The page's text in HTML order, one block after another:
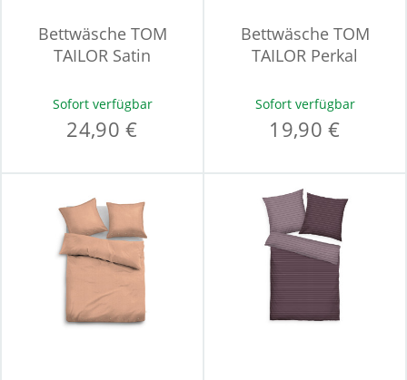
Bettwäsche TOM
TAILOR Satin
Sofort verfügbar
24,90 €
Bettwäsche TOM
TAILOR Perkal
Sofort verfügbar
19,90 €